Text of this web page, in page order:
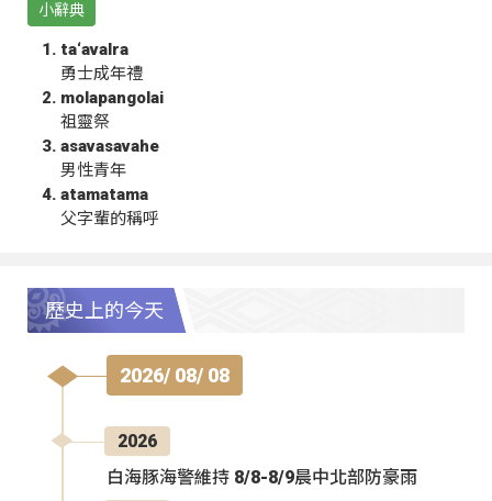
小辭典
ta‘avalra
勇士成年禮
molapangolai
祖靈祭
asavasavahe
男性青年
atamatama
父字輩的稱呼
歷史上的今天
2026/ 08/ 08
2026
白海豚海警維持 8/8-8/9晨中北部防豪雨